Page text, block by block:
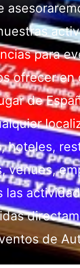
para
ofrecer en
de
hoteles,
venues,
las
de